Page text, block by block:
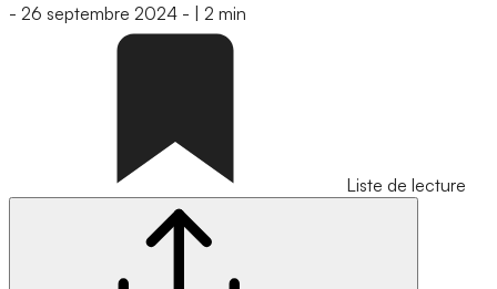
- 26 septembre 2024 - 2 min
Liste de lecture